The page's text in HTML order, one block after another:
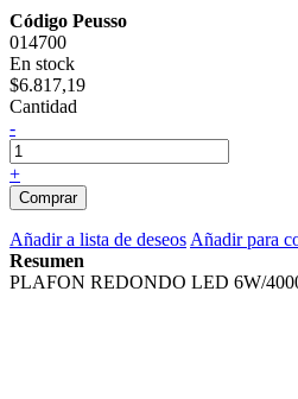
Código Peusso
014700
En stock
$6.817,19
Cantidad
-
+
Comprar
Añadir a lista de deseos Añadir para
Resumen
PLAFON REDONDO LED 6W/